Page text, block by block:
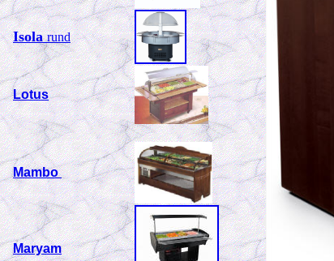
Isolarund
Lotus
Mambo
Maryam